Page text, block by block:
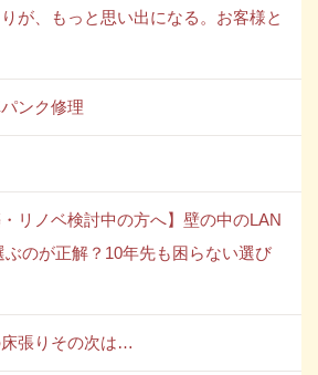
が、もっと思い出になる。お客様と
ンク修理
・リノベ検討中の方へ】壁の中のLAN
のが正解？10年先も困らない選び
張りその次は…